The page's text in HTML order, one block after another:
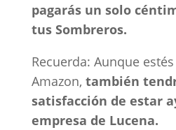
pagarás un solo
tus Sombreros.
Recuerda: Aunque
Amazon, también
satisfacción de estar
empresa de Lucena.